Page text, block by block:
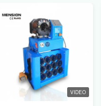
VIDEO